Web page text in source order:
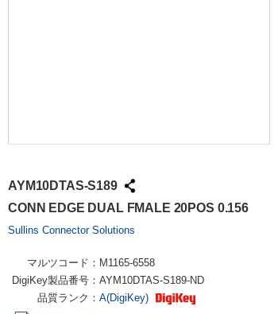
AYM10DTAS-S189
CONN EDGE DUAL FMALE 20POS 0.156
Sullins Connector Solutions
マルツコード： M1165-6558
DigiKey製品番号： AYM10DTAS-S189-ND
品質ランク： A(DigiKey)